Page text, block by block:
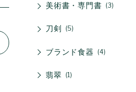
美術書・専門書 3
刀剣 5
ブランド食器 4
翡翠 1